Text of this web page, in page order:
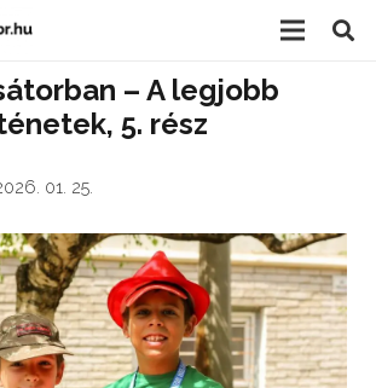
– A legjobb
5. rész
01. 25.